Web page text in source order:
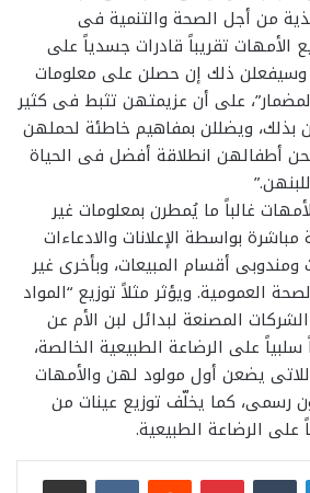
من أجل الصحة والتنمية فى
الأمهات تقريباً قادرات جسدياً على
وسيفعلن ذلك إن حصلن على معلومات
على أن عزيمتهن تثبط فى كثير
بذلك، ويضللن بمفاهيم خاطئة لحملهن
أطفالهن انطلاقة أفضل فى الحياة
غالباً ما يُمطرن بمعلومات غير
بواسطة الإعلانات والادعاءات
أقسام المبيعات، وبأخرى غير
العمومية. ويؤثر مثلاً توزيع “المواد
المصنعة لبدائل لبن الأم عن
سلبياً على الرضاعة الطبيعية الخالصة،
يضعن أول مولود لهن والأمهات
رسمى، كما يخلّف توزيع عينات من
على الرضاعة الطبيعية.
لينكدإن بينتيريست
مشاركة عبر البريد